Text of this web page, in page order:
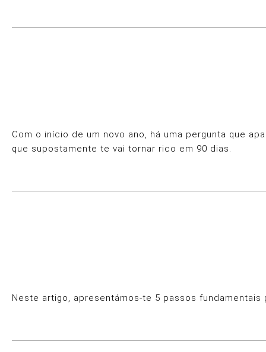
Com o início de um novo ano, há uma pergunta que
que supostamente te vai tornar rico em 90 dias.
Neste artigo, apresentámos-te 5 passos